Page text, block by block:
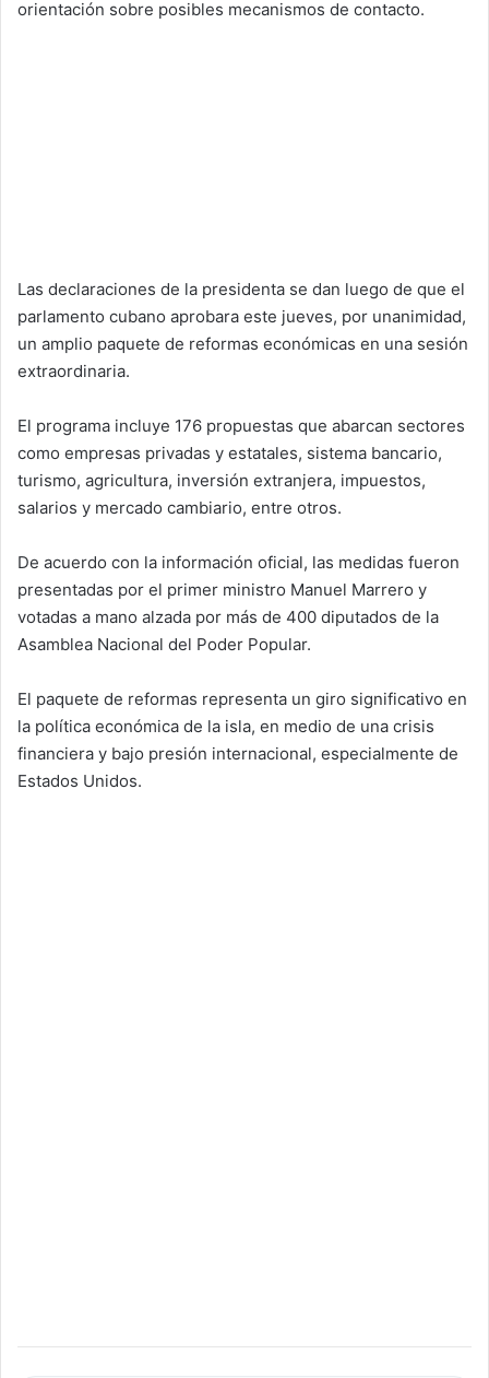
orientación sobre posibles mecanismos de contacto.
Las declaraciones de la presidenta se dan luego de que el
parlamento cubano aprobara este jueves, por unanimidad,
un amplio paquete de reformas económicas en una sesión
extraordinaria.
El programa incluye 176 propuestas que abarcan sectores
como empresas privadas y estatales, sistema bancario,
turismo, agricultura, inversión extranjera, impuestos,
salarios y mercado cambiario, entre otros.
De acuerdo con la información oficial, las medidas fueron
presentadas por el primer ministro Manuel Marrero y
votadas a mano alzada por más de 400 diputados de la
Asamblea Nacional del Poder Popular.
El paquete de reformas representa un giro significativo en
la política económica de la isla, en medio de una crisis
financiera y bajo presión internacional, especialmente de
Estados Unidos.